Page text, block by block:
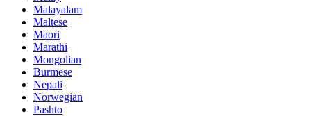
Malayalam
Maltese
Maori
Marathi
Mongolian
Burmese
Nepali
Norwegian
Pashto